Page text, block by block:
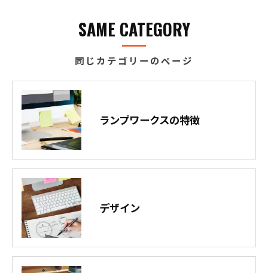
同じカテゴリーのページ
SAME CATEGORY
ランプワークスの特徴
デザイン